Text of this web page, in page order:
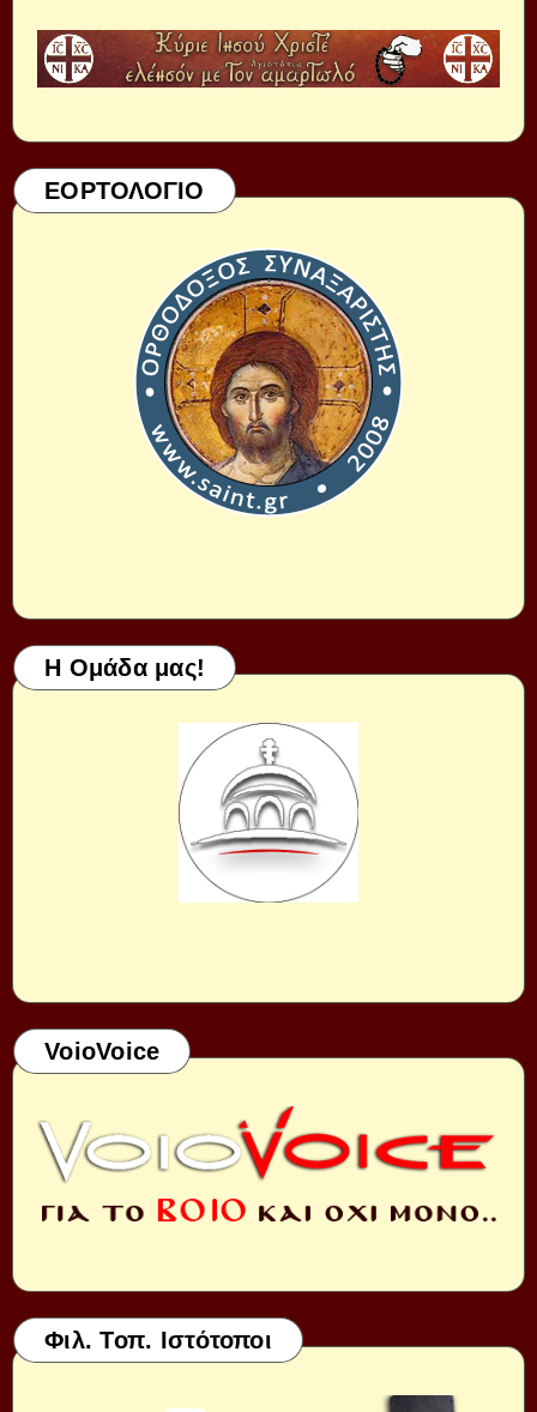
ΕΟΡΤΟΛΟΓΙΟ
Η Ομάδα μας!
VoioVoice
Φιλ. Τοπ. Ιστότοποι